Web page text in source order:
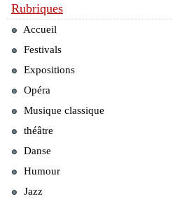
Rubriques
Accueil
Festivals
Expositions
Opéra
Musique classique
théâtre
Danse
Humour
Jazz